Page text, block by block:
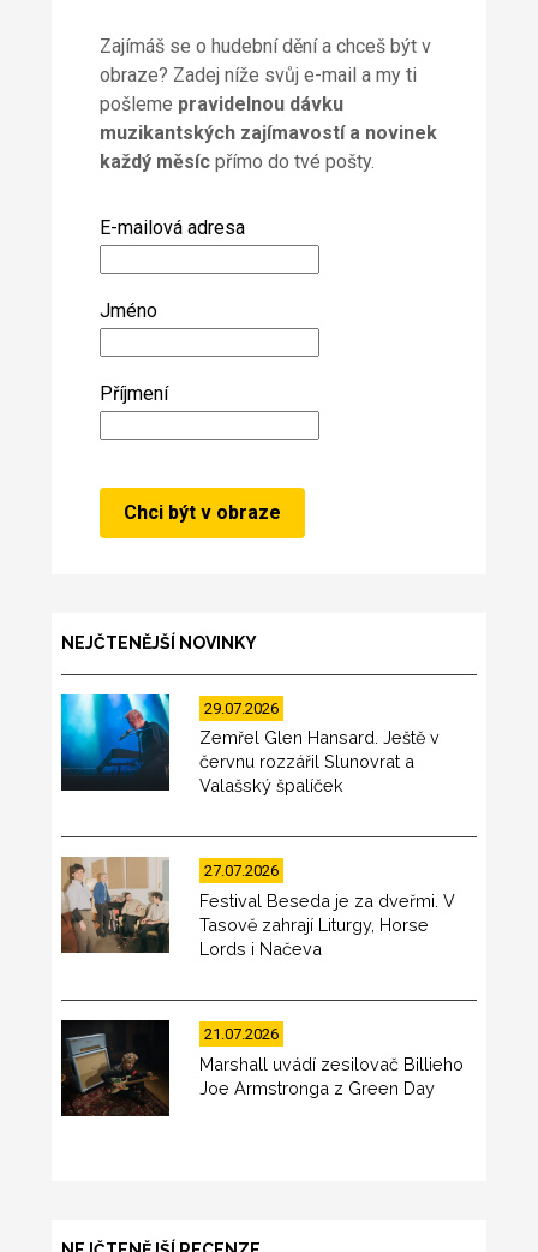
Zajímáš se o hudební dění a chceš být v
obraze? Zadej níže svůj e-mail a my ti
pošleme pravidelnou dávku
muzikantských zajímavostí a novinek
každý měsícpřímo do tvé pošty.
E-mailová adresa
Jméno
Příjmení
NEJČTENĚJŠÍ NOVINKY
29.07.2026
Zemřel Glen Hansard. Ještě v
červnu rozzářil Slunovrat a
Valašský špalíček
27.07.2026
Festival Beseda je za dveřmi. V
Tasově zahrají Liturgy, Horse
Lords i Načeva
21.07.2026
Marshall uvádí zesilovač Billieho
Joe Armstronga z Green Day